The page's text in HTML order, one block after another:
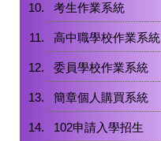
考生作業系統
高中職學校作業系統
委員學校作業系統
簡章個人購買系統
102申請入學招生